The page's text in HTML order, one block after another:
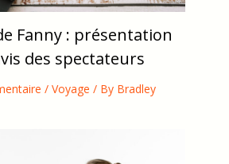
Fanny : présentation
des spectateurs
/ Voyage / By Bradley